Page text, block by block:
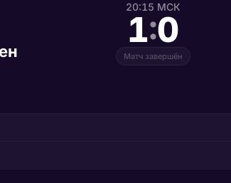
20:15 МСК
1:0
Матч завершён